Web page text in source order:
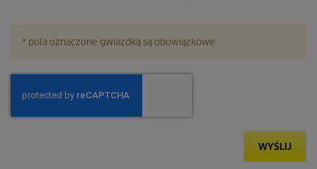
* pola oznaczone gwiazdką są obowiązkowe
WYŚLIJ